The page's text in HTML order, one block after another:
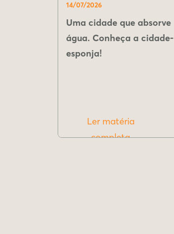
14/07/2026
Uma cidade que absorve
água. Conheça a cidade-
esponja!
Ler matéria
completa